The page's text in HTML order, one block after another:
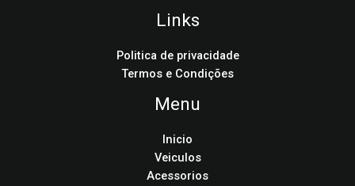
Links
Politica de privacidade
Termos e Condições
Menu
Inicio
Veiculos
Acessorios